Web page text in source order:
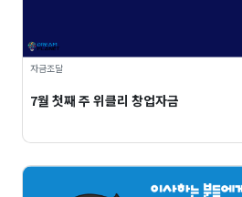
자금조달
7월 첫째 주 위클리 창업자금